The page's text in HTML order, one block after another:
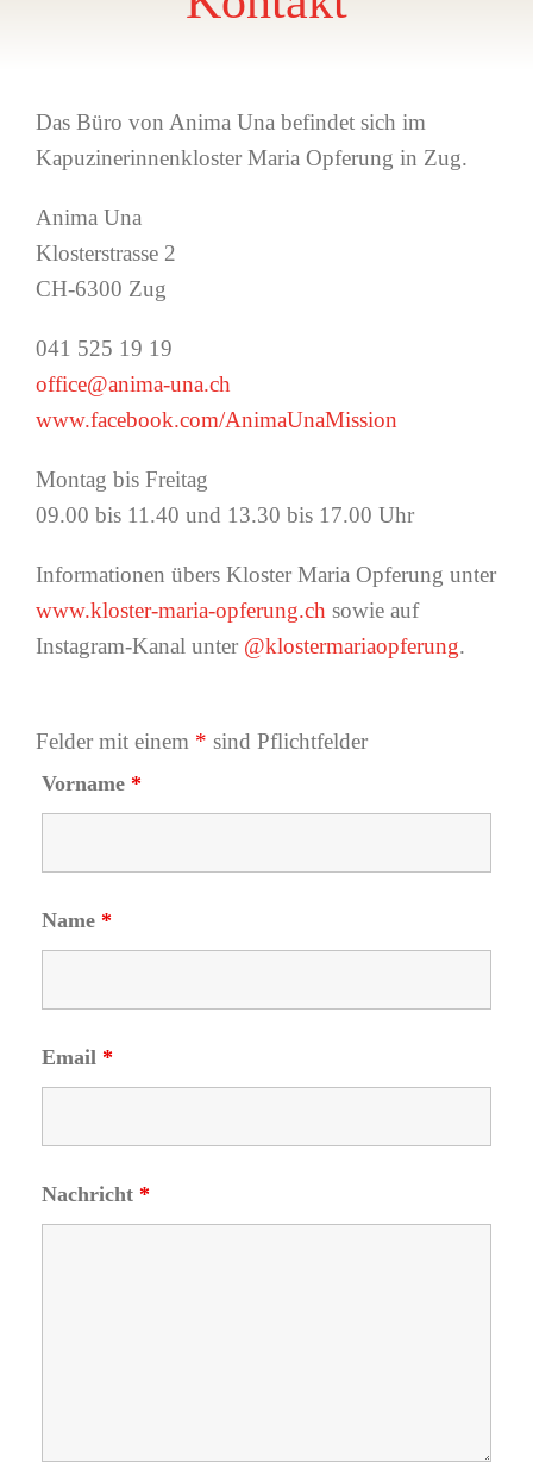
Das Büro von Anima Una befindet sich im
Kapuzinerinnenkloster Maria Opferung in Zug.
Anima Una
Klosterstrasse 2
CH-6300 Zug
041 525 19 19
office@anima-una.ch
www.facebook.com/AnimaUnaMission
Montag bis Freitag
09.00 bis 11.40 und 13.30 bis 17.00 Uhr
Informationen übers Kloster Maria Opferung unter
www.kloster-maria-opferung.ch sowie auf
Instagram-Kanal unter @klostermariaopferung.
Felder mit einem * sind Pflichtfelder
Vorname *
Name *
Email *
Nachricht *